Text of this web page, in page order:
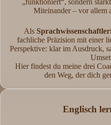
„funktioniert“, sondern
Miteinander – vor allem
Als
fachliche Präzision mit einer
Perspektive: klar im Ausdruck,
Hier findest du meine drei
den Weg, der dich
Englisch